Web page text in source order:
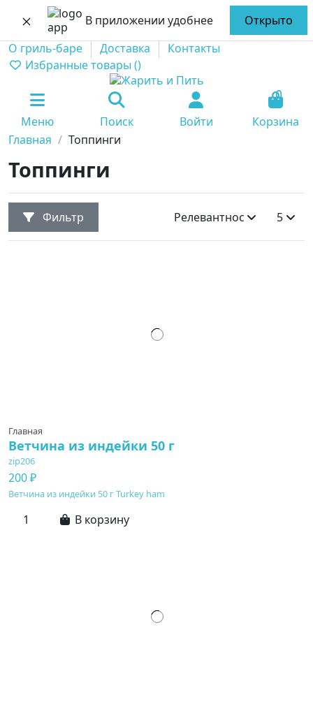
В приложении удобнее
Открыто
О гриль-баре
Доставка
Контакты
Избранные товары ()
Меню Поиск Войти
0
Корзина
Главная
Топпинги
Топпинги
Фильтр Релевантность 5
Главная
Ветчина из индейки 50 г
zip206
200 ₽
Ветчина из индейки 50 г Turkey ham
В корзину